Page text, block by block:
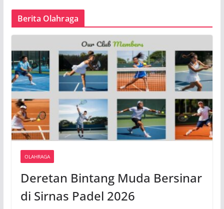
Berita Olahraga
OLAHRAGA
Deretan Bintang Muda Bersinar
di Sirnas Padel 2026